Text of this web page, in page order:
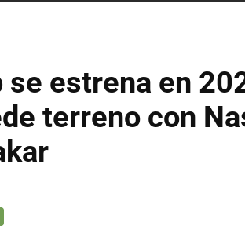
se estrena en
terreno con